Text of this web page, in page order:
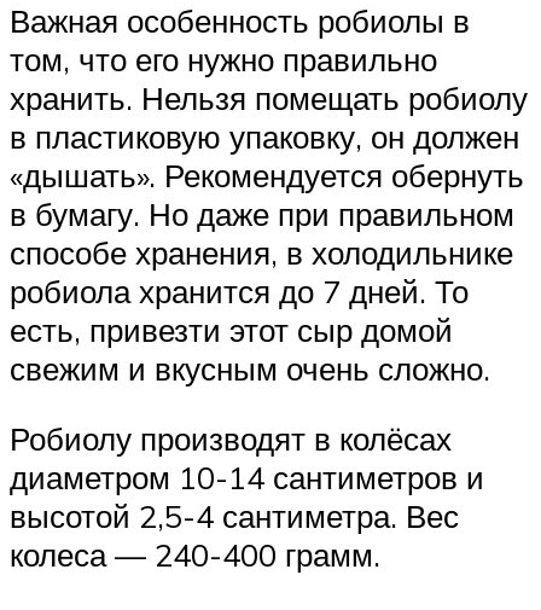
Важная особенность робиолы в
том, что его нужно правильно
хранить. Нельзя помещать робиолу
в пластиковую упаковку, он должен
«дышать». Рекомендуется обернуть
в бумагу. Но даже при правильном
способе хранения, в холодильнике
робиола хранится до 7 дней. То
есть, привезти этот сыр домой
свежим и вкусным очень сложно.
Робиолу производят в колёсах
диаметром 10-14 сантиметров и
высотой 2,5-4 сантиметра. Вес
колеса — 240-400 грамм.